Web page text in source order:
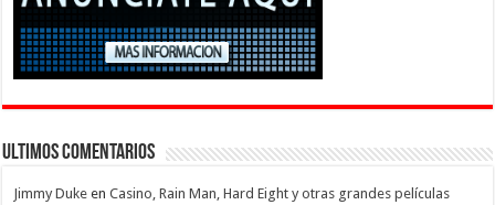
Ultimos Comentarios
Jimmy Duke enCasino, Rain Man, Hard Eight y otras grandes películas